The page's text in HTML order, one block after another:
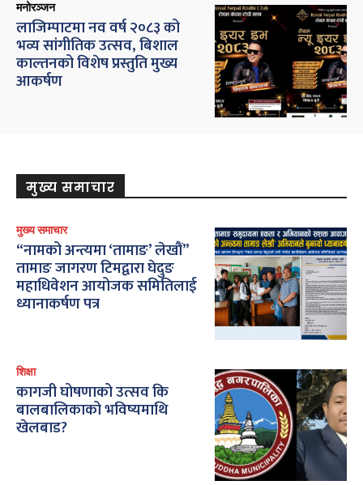
मनोरञ्जन
लाजिम्पाटमा नव वर्ष २०८३ को
भव्य सांगीतिक उत्सव, बिशाल
काल्तनको विशेष प्रस्तुति मुख्य
आकर्षण
मुख्य समाचार
मुख्य समाचार
“नामको अन्त्यमा ‘तामाङ’ लेखौं”
तामाङ जागरण टिमद्वारा घेदुङ
महाधिवेशन आयोजक समितिलाई
ध्यानाकर्षण पत्र
शिक्षा
कागजी घोषणाको उत्सव कि
बालबालिकाको भविष्यमाथि
खेलबाड?